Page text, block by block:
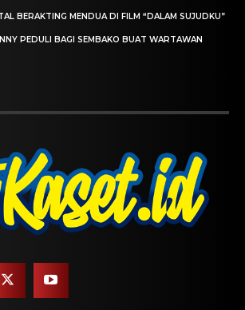
BERAKTING MENDUA DI FILM “DALAM SUJUDKU”
PEDULI BAGI SEMBAKO BUAT WARTAWAN